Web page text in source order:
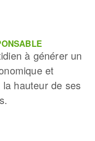
à générer un
et
hauteur de ses